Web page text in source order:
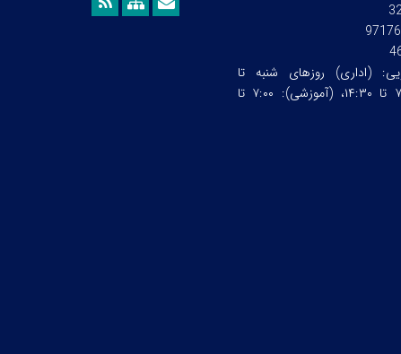
(اداری) روزهای شنبه تا
چهارشنبه ساعت:۷:۰۰ تا ۱۴:۳۰، (آموزشی): ۷:۰۰ تا